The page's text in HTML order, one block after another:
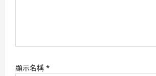
顯示名稱 *